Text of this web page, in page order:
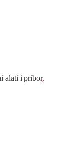
alati i pribor,